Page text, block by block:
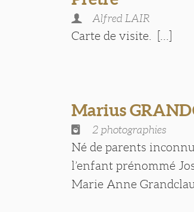
Alfred LAIR
Carte de visite. [...]
Marius
2 photographies
Né de parents
l’enfant prénommé
Marie Anne